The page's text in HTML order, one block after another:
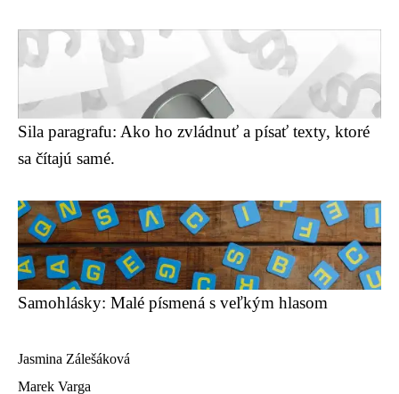
Sila paragrafu: Ako ho zvládnuť a písať texty, ktoré
sa čítajú samé.
Samohlásky: Malé písmená s veľkým hlasom
Jasmina Zálešáková
Marek Varga